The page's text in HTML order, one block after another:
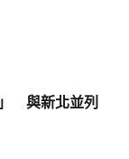
與新北並列